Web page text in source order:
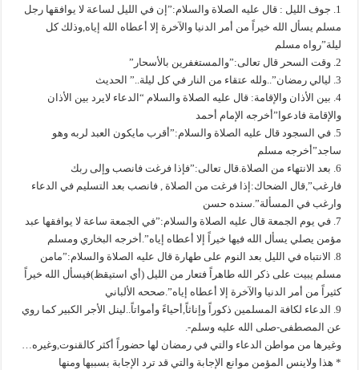
1. جوف الليل : قال عليه الصلاة والسلام:”إن في الليل لساعة لا يوافقها رجل
مسلم يسأل الله خيراً من أمر الدنيا والآخرة إلا أعطاه الله إياه,وذلك كل
ليلة”رواه مسلم
2. وقت السحر قال تعالى:”والمستغفرين بالأسحار”
3. ليالي رمضان”..ولله عتقاء من النار في كل ليلة..” الحديث
4. بين الأذان والإقامة: قال عليه الصلاة والسلام “الدعاء لايرد بين الأذان
والإقامة فادعوا”أخرجه الإمام أحمد
5. في السجود قال عليه الصلاة والسلام:”أقرب مايكون العبد لربه وهو
ساجد”أخرجه مسلم
6. بعد الانتهاء من الصلاة.قال تعالى:”فإذا فرغت فانصب وإلى ربك
فارغب”,قال الضحاك:إذا فرغت من الصلاة , فانصب بعد التسليم في الدعاء
وارغب في المسألة”.سنده حسن
7. في يوم الجمعة قال عليه الصلاة والسلام:”في الجمعة ساعة لا يوافقها عبد
مؤمن يصلي يسأل الله فيها خيراً إلا أعطاه إياه”.أخرجه البخاري ومسلم
8. الانتباه في الليل بعد النوم على طهارة قال عليه الصلاة والسلام:”مامن
مسلم يبيت على ذكر الله طاهراً فتعار من الليل (أي استيقظ)فيسأل الله خيراً
كثيراً من أمر الدنيا والآخرة إلا أعطاه إياه”.صححه الألباني
9. الدعاء لكافة المسلمين ذكوراً وإناثاً,أحياءً وأمواتاً..لينل الأجر الكبير كما روي
عن المصطفى-صلى الله عليه وسلم-.
وغيرها من مواطن الدعاء والتي في رمضان لها حضوراً أكثر كالقنوت,وغيره…
* هذا ولاينس المؤمن موانع الإجابة والتي قد ترد الإجابة بسببها ومنها